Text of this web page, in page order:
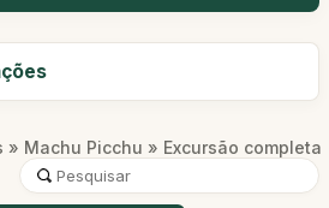
» Machu Picchu » Excursão completa